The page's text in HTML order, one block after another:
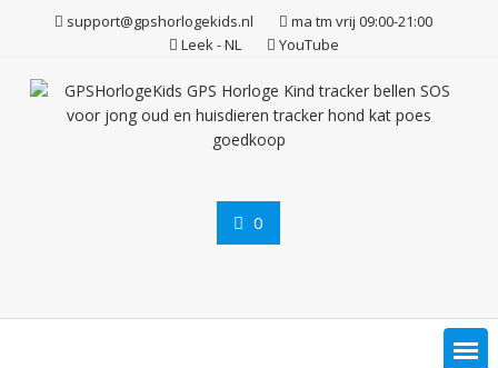
inhoud
support@gpshorlogekids.nl
ma tm vrij 09:00-21:00
Leek - NL
YouTube
0